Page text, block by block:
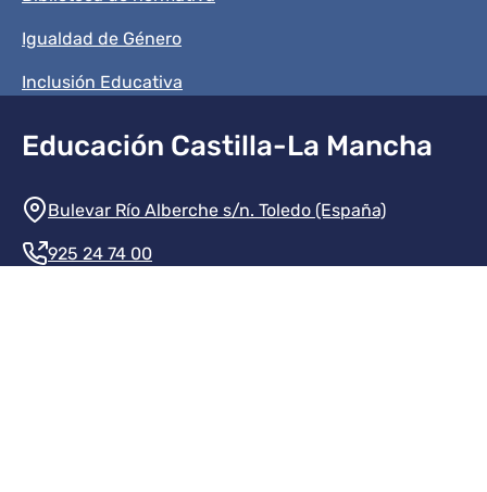
Igualdad de Género
Inclusión Educativa
Educación Castilla-La Mancha
Información de la institución
Bulevar Río Alberche s/n. Toledo (España)
925 24 74 00